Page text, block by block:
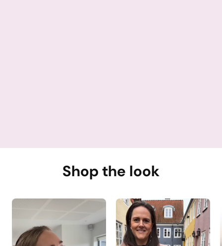
Shop the look